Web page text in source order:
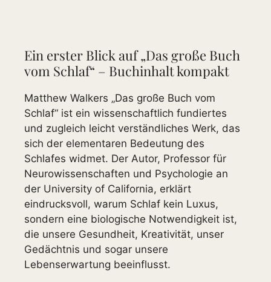
Ein erster Blick auf „Das große Buch
vom Schlaf“ – Buchinhalt kompakt
Matthew Walkers „Das große Buch vom
Schlaf“ ist ein wissenschaftlich fundiertes
und zugleich leicht verständliches Werk, das
sich der elementaren Bedeutung des
Schlafes widmet. Der Autor, Professor für
Neurowissenschaften und Psychologie an
der University of California, erklärt
eindrucksvoll, warum Schlaf kein Luxus,
sondern eine biologische Notwendigkeit ist,
die unsere Gesundheit, Kreativität, unser
Gedächtnis und sogar unsere
Lebenserwartung beeinflusst.